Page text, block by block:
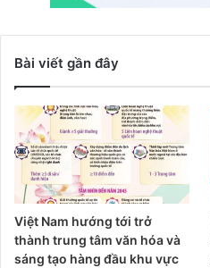
Bài viết gần đây
Việt Nam hướng tới trở
thành trung tâm văn hóa và
sáng tạo hàng đầu khu vực